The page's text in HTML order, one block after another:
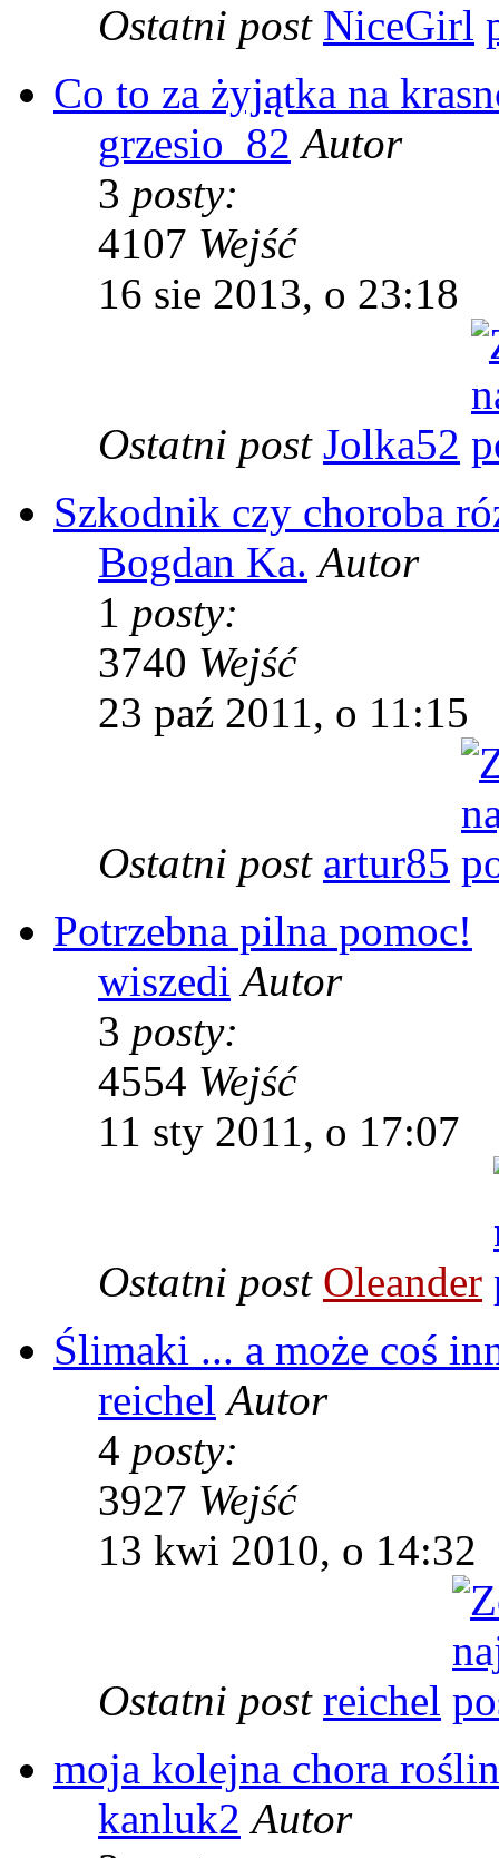
Ostatni post NiceGirl
Co to za żyjątka na
grzesio_82 Autor
3 posty:
4107 Wejść
16 sie 2013, o 23:18
Ostatni post Jolka52
Szkodnik czy choroba
Bogdan Ka. Autor
1 posty:
3740 Wejść
23 paź 2011, o 11:15
Ostatni post artur85
Potrzebna pilna pomoc!
wiszedi Autor
3 posty:
4554 Wejść
11 sty 2011, o 17:07
Ostatni post Oleander
Ślimaki ... a może coś
reichel Autor
4 posty:
3927 Wejść
13 kwi 2010, o 14:32
Ostatni post reichel
moja kolejna chora
kanluk2 Autor